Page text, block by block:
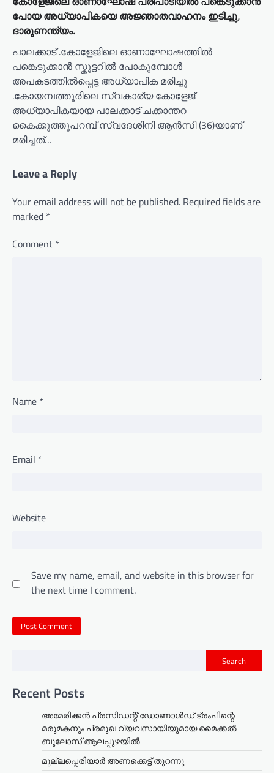
പോയ അധ്യാപികയെ അജ്ഞാതവാഹനം ഇടിച്ചു,
ദാരുണന്ത്യം.
പാലക്കാട് .കോളേജിലെ ഓണാഘോഷത്തിൽ
പങ്കെടുക്കാൻ സ്കൂട്ടറിൽ പോകുമ്പോൾ
അപകടത്തിൽപ്പെട്ട അധ്യാപിക മരിച്ചു
.കോയമ്പത്തൂരിലെ സ്വകാര്യ കോളേജ്
അധ്യാപികയായ പാലക്കാട് ചക്കാന്തറ
കൈക്കുത്തുപറമ്പ് സ്വദേശിനി ആൻസി (36)യാണ്
മരിച്ചത്…
Leave a Reply
Your email address will not be published. Required fields are
marked *
Comment *
Name *
Email *
Website
Save my name, email, and website in this browser for
the next time I comment.
Search
Recent Posts
അമേരിക്കൻ പ്രസിഡന്റ് ഡോണാൾഡ് ട്രംപിന്റെ
മരുമകനും പ്രമുഖ വ്യവസായിയുമായ മൈക്കൽ
ബൂലോസ് ആലപ്പുഴയിൽ
മുല്ലപ്പെരിയാര്‍ അണക്കെട്ട് തുറന്നു